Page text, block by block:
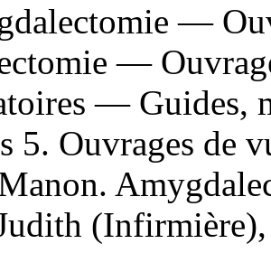
—
—
— Guides,
5. Ouvrages de